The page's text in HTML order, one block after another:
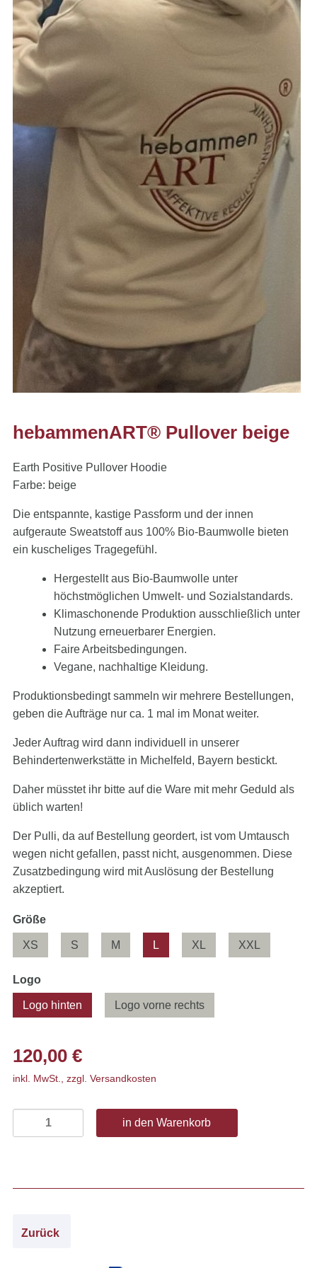
hebammenART® Pullover beige
Earth Positive Pullover Hoodie
Farbe: beige
Die entspannte, kastige Passform und der innen
aufgeraute Sweatstoff aus 100% Bio-Baumwolle bieten
ein kuscheliges Tragegefühl.
Hergestellt aus Bio-Baumwolle unter
höchstmöglichen Umwelt- und Sozialstandards.
Klimaschonende Produktion ausschließlich unter
Nutzung erneuerbarer Energien.
Faire Arbeitsbedingungen.
Vegane, nachhaltige Kleidung.
Produktionsbedingt sammeln wir mehrere Bestellungen,
geben die Aufträge nur ca. 1 mal im Monat weiter.
Jeder Auftrag wird dann individuell in unserer
Behindertenwerkstätte in Michelfeld, Bayern bestickt.
Daher müsstet ihr bitte auf die Ware mit mehr Geduld als
üblich warten!
Der Pulli, da auf Bestellung geordert, ist vom Umtausch
wegen nicht gefallen, passt nicht, ausgenommen. Diese
Zusatzbedingung wird mit Auslösung der Bestellung
akzeptiert.
Pflichtfeld
Größe
XS S M L XL XXL
Pflichtfeld
Logo
Logo hinten Logo vorne rechts
120,00 €
inkl. MwSt., zzgl. Versandkosten
Zurück